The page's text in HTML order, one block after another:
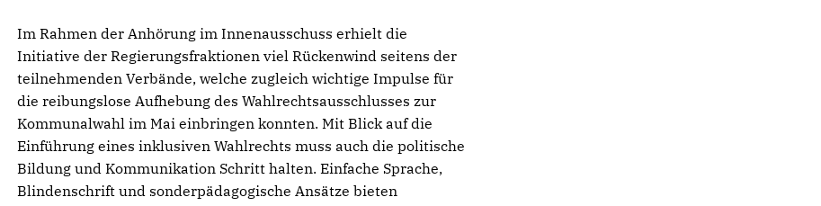
Im Rahmen der Anhörung im Innenausschuss erhielt die
Initiative der Regierungsfraktionen viel Rückenwind seitens der
teilnehmenden Verbände, welche zugleich wichtige Impulse für
die reibungslose Aufhebung des Wahlrechtsausschlusses zur
Kommunalwahl im Mai einbringen konnten. Mit Blick auf die
Einführung eines inklusiven Wahlrechts muss auch die politische
Bildung und Kommunikation Schritt halten. Einfache Sprache,
Blindenschrift und sonderpädagogische Ansätze bieten